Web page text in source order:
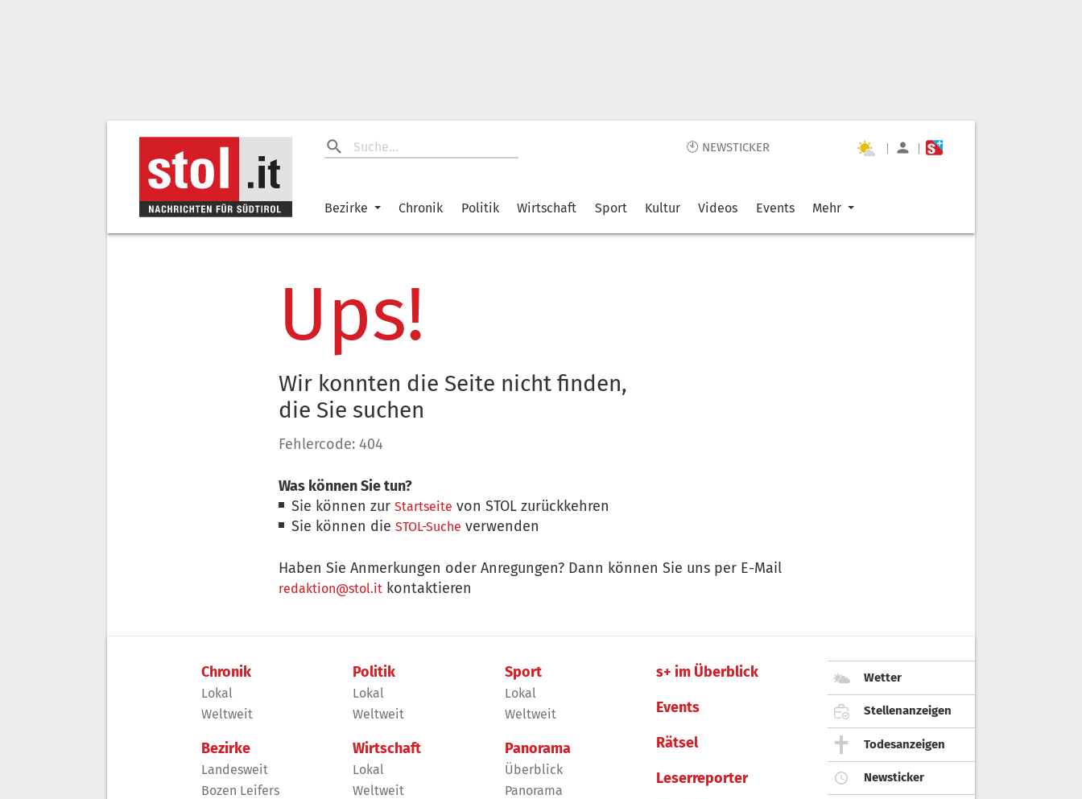
🕙 NEWSTICKER | |
Bezirke Chronik Politik Wirtschaft Sport Kultur Videos Events Mehr
Ups!
Wir konnten die Seite nicht finden,
die Sie suchen
Fehlercode: 404
Was können Sie tun?
Sie können zurStartseite von STOL zurückkehren
Sie können dieSTOL-Suche verwenden
Haben Sie Anmerkungen oder Anregungen? Dann können Sie uns per E-Mail
redaktion@stol.it kontaktieren
Chronik
Lokal
Weltweit
Bezirke
Landesweit
Bozen Leifers
Politik
Lokal
Weltweit
Wirtschaft
Lokal
Weltweit
Sport
Lokal
Weltweit
Panorama
Überblick
Panorama
s+ im Überblick
Events
Rätsel
Leserreporter
Wetter
Stellenanzeigen
Todesanzeigen
Newsticker